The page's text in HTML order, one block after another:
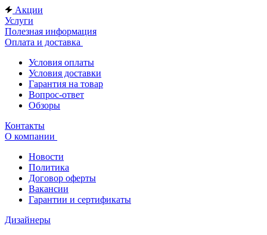
Акции
Услуги
Полезная информация
Оплата и доставка
Условия оплаты
Условия доставки
Гарантия на товар
Вопрос-ответ
Обзоры
Контакты
О компании
Новости
Политика
Договор оферты
Вакансии
Гарантии и сертификаты
Дизайнеры